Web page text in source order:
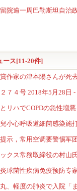
院逾一周巴勒斯坦自治
ース[11-20件]
作家の津本陽さんが死
７４号 2018年5月28日
リハでCOPDの急性増
小心呼吸道細菌感染施
示，常用空调要警惕军
クス常務取締役の村山
炎球菌性疾病免疫预防专
、軽度の肺炎で入院「